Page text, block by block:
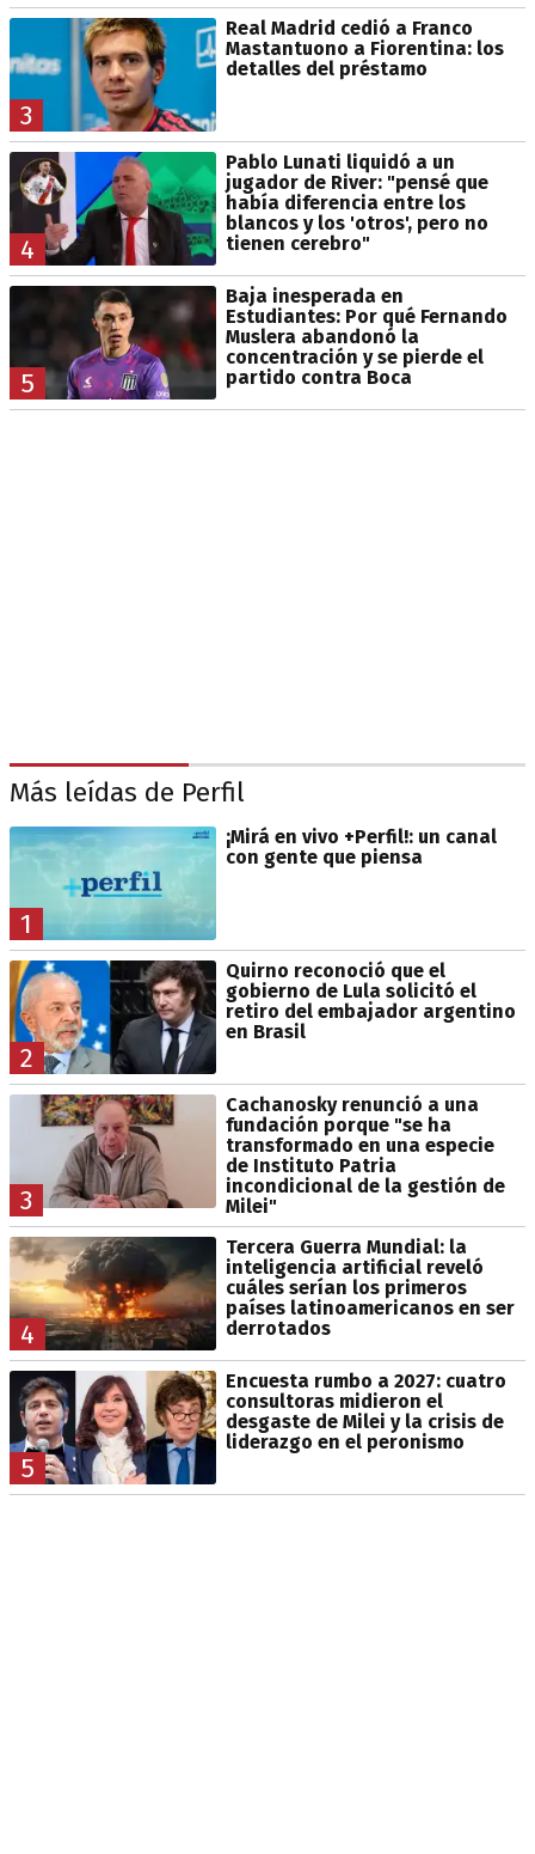
3
Real Madrid cedió a Franco
Mastantuono a Fiorentina: los
detalles del préstamo
4
Pablo Lunati liquidó a un
jugador de River: "pensé que
había diferencia entre los
blancos y los 'otros', pero no
tienen cerebro"
5
Baja inesperada en
Estudiantes: Por qué Fernando
Muslera abandonó la
concentración y se pierde el
partido contra Boca
Más leídas de Perfil
1
¡Mirá en vivo +Perfil!: un canal
con gente que piensa
2
Quirno reconoció que el
gobierno de Lula solicitó el
retiro del embajador argentino
en Brasil
3
Cachanosky renunció a una
fundación porque "se ha
transformado en una especie
de Instituto Patria
incondicional de la gestión de
Milei"
4
Tercera Guerra Mundial: la
inteligencia artificial reveló
cuáles serían los primeros
países latinoamericanos en ser
derrotados
5
Encuesta rumbo a 2027: cuatro
consultoras midieron el
desgaste de Milei y la crisis de
liderazgo en el peronismo